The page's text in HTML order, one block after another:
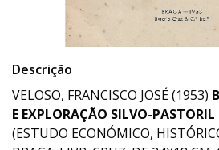
Descrição
VELOSO, FRANCISCO JOSÉ (1953)
E EXPLORAÇÃO SILVO-
(ESTUDO ECONÓMICO,